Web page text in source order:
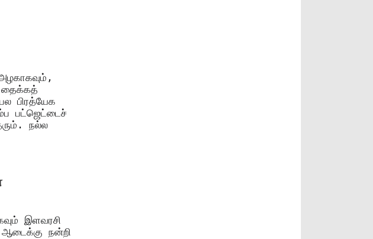
தைக்கத்
பிரத்யேக
பட்ஜெட்டைச்
நல்ல
இளவரசி
ஆடைக்கு நன்றி